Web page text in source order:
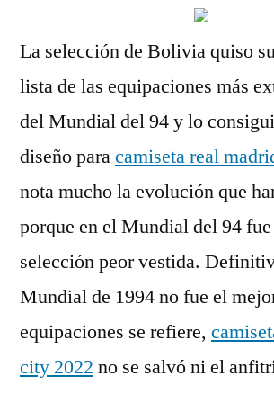
La selección de Bolivia quiso
lista de las equipaciones más
del Mundial del 94 y lo
diseño paracamiseta real
nota mucho la evolución que
porque en el Mundial del 94
selección peor vestida.
Mundial de 1994 no fue el
equipaciones se refiere,
city 2022 no se salvó ni el